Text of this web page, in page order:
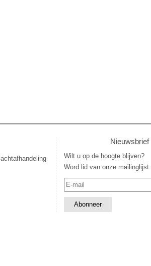
Nieuwsbrief
Wilt u op de hoogte blijven?
Word lid van onze mailinglijst: